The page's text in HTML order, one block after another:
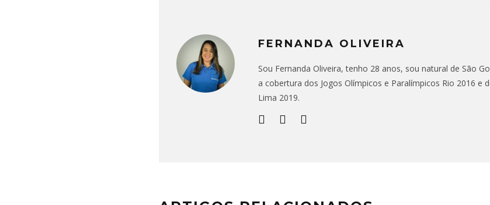
FERNANDA OLIVEIRA
Sou Fernanda Oliveira, tenho 28 anos, sou natural de São
a cobertura dos Jogos Olímpicos e Paralímpicos Rio 2016 e
Lima 2019.